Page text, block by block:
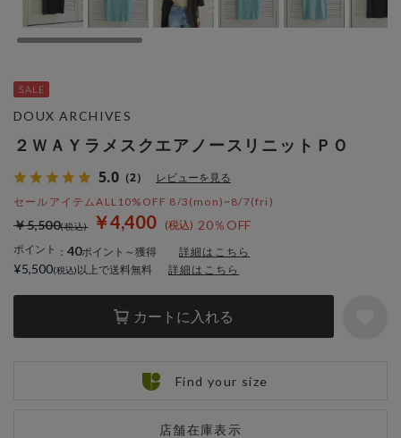
２ＷＡＹラメスクエアノースリニットＰＯ
5.0 （2） レビューを見る
セールアイテムALL10%OFF 8/3(mon)~8/7(fri)
￥4,400 20％OFF
￥5,500
ポイント ： 40ポイント～獲得 詳細はこちら
カートに入れる
店舗在庫表示
DOUX ARCHIVES
¥5,500 以上で送料無料 詳細はこちら
Find your size